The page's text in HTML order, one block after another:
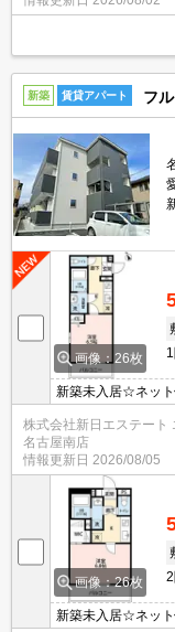
新築 賃貸アパート フ
画像：26枚
新築未入居☆ネット
株式会社新日エステート
名古屋南店
情報更新日 2026/08/05
画像：26枚
新築未入居☆ネット